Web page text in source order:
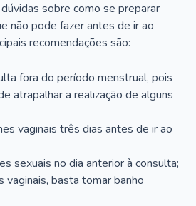
sobre como se preparar
não pode fazer antes de ir ao
recomendações são:
fora do período menstrual, pois
atrapalhar a realização de alguns
vaginais três dias antes de ir ao
sexuais no dia anterior à consulta;
vaginais, basta tomar banho